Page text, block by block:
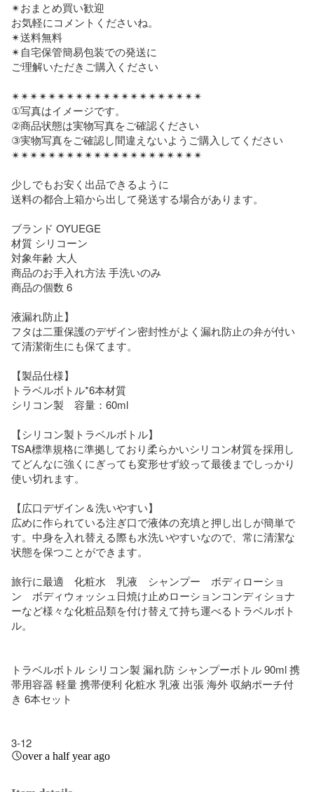
✴︎おまとめ買い歓迎
お気軽にコメントくださいね。
✴︎送料無料
✴︎自宅保管簡易包装での発送に
ご理解いただきご購入ください
✴︎✴︎✴︎✴︎✴︎✴︎✴︎✴︎✴︎✴︎✴︎✴︎✴︎✴︎✴︎✴︎✴︎✴︎✴︎✴︎✴︎
①写真はイメージです。
②商品状態は実物写真をご確認ください
③実物写真をご確認し間違えないようご購入してください
✴︎✴︎✴︎✴︎✴︎✴︎✴︎✴︎✴︎✴︎✴︎✴︎✴︎✴︎✴︎✴︎✴︎✴︎✴︎✴︎✴︎
少しでもお安く出品できるように
送料の都合上箱から出して発送する場合があります。
ブランド OYUEGE
材質 シリコーン
対象年齢 大人
商品のお手入れ方法 手洗いのみ
商品の個数 6
液漏れ防止】
フタは二重保護のデザイン密封性がよく漏れ防止の弁が付い
て清潔衛生にも保てます。
【製品仕様】
トラベルボトル*6本材質
シリコン製　容量：60ml
【シリコン製トラベルボトル】
TSA標準規格に準拠しており柔らかいシリコン材質を採用し
てどんなに強くにぎっても変形せず絞って最後までしっかり
使い切れます。
【広口デザイン＆洗いやすい】
広めに作られている注ぎ口で液体の充填と押し出しが簡単で
す。中身を入れ替える際も水洗いやすいなので、常に清潔な
状態を保つことができます。
旅行に最適　化粧水　乳液　シャンプー　ボディローショ
ン　ボディウォッシュ日焼け止めローションコンディショナ
ーなど様々な化粧品類を付け替えて持ち運べるトラベルボト
ル。
トラベルボトル シリコン製 漏れ防 シャンプーボトル 90ml 携
帯用容器 軽量 携帯便利 化粧水 乳液 出張 海外 収納ポーチ付
き 6本セット
3-12
over a half year ago